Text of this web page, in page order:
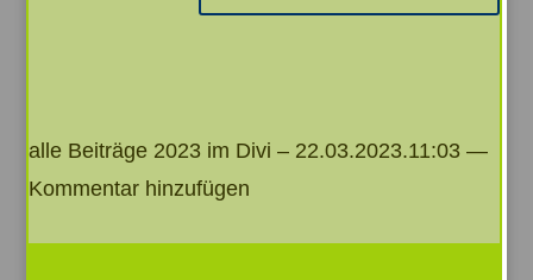
alle Beiträge 2023 im Divi – 22.03.2023.11:03 —
Kommentar hinzufügen